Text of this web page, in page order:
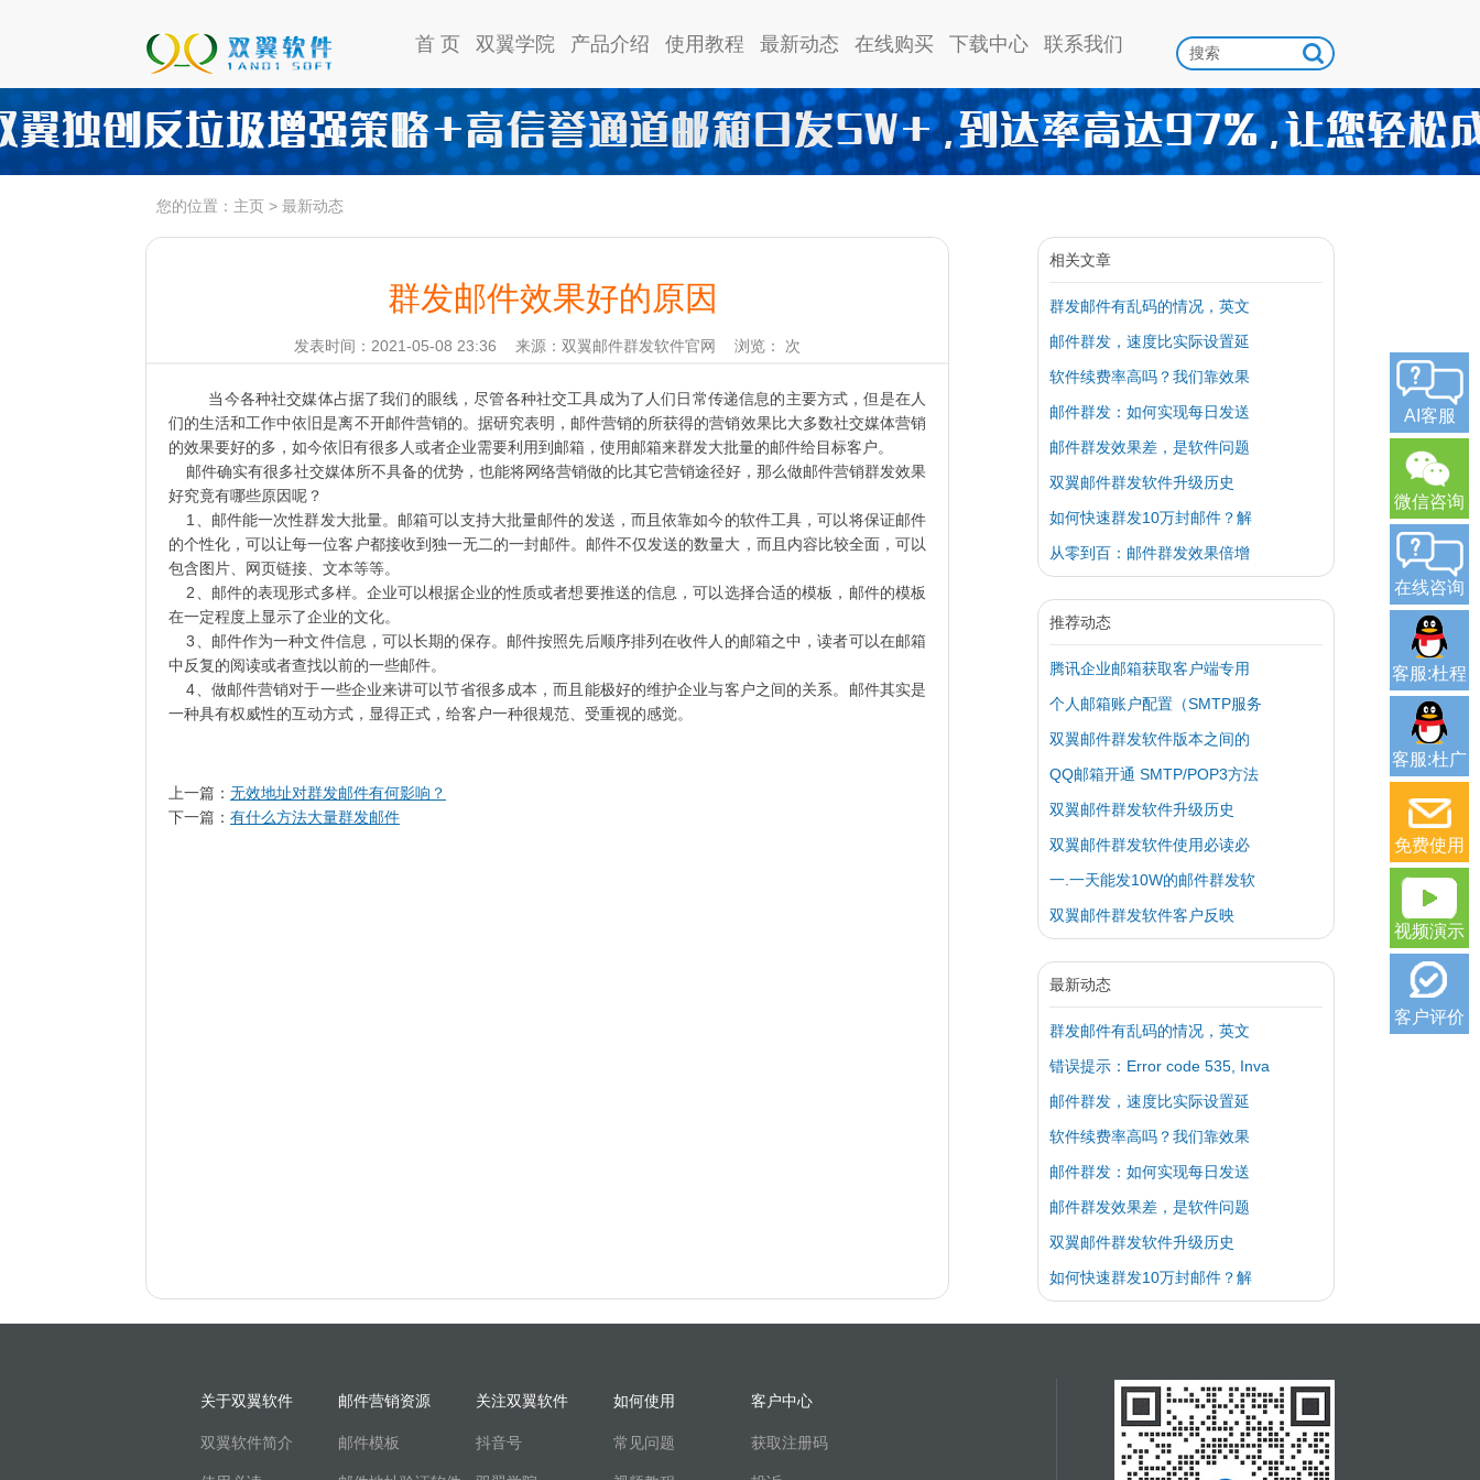
首 页 双翼学院 产品介绍 使用教程 最新动态 在线购买 下载中心 联系我们
您的位置： 主页 > 最新动态
群发邮件效果好的原因
发表时间：2021-05-08 23:36 来源：双翼邮件群发软件官网 浏览： 次
当今各种社交媒体占据了我们的眼线，尽管各种社交工具成为了人们日常传递信息的主要方式，但是在人
们的生活和工作中依旧是离不开邮件营销的。据研究表明，邮件营销的所获得的营销效果比大多数社交媒体营销
的效果要好的多，如今依旧有很多人或者企业需要利用到邮箱，使用邮箱来群发大批量的邮件给目标客户。
邮件确实有很多社交媒体所不具备的优势，也能将网络营销做的比其它营销途径好，那么做邮件营销群发效果
好究竟有哪些原因呢？
1、邮件能一次性群发大批量。邮箱可以支持大批量邮件的发送，而且依靠如今的软件工具，可以将保证邮件
的个性化，可以让每一位客户都接收到独一无二的一封邮件。邮件不仅发送的数量大，而且内容比较全面，可以
包含图片、网页链接、文本等等。
2、邮件的表现形式多样。企业可以根据企业的性质或者想要推送的信息，可以选择合适的模板，邮件的模板
在一定程度上显示了企业的文化。
3、邮件作为一种文件信息，可以长期的保存。邮件按照先后顺序排列在收件人的邮箱之中，读者可以在邮箱
中反复的阅读或者查找以前的一些邮件。
4、做邮件营销对于一些企业来讲可以节省很多成本，而且能极好的维护企业与客户之间的关系。邮件其实是
一种具有权威性的互动方式，显得正式，给客户一种很规范、受重视的感觉。
上一篇： 无效地址对群发邮件有何影响？
下一篇： 有什么方法大量群发邮件
相关文章
群发邮件有乱码的情况，英文
邮件群发，速度比实际设置延
软件续费率高吗？我们靠效果
邮件群发：如何实现每日发送
邮件群发效果差，是软件问题
双翼邮件群发软件升级历史
如何快速群发10万封邮件？解
从零到百：邮件群发效果倍增
推荐动态
腾讯企业邮箱获取客户端专用
个人邮箱账户配置（SMTP服务
双翼邮件群发软件版本之间的
QQ邮箱开通 SMTP/POP3方法
双翼邮件群发软件升级历史
双翼邮件群发软件使用必读必
一.一天能发10W的邮件群发软
双翼邮件群发软件客户反映
最新动态
群发邮件有乱码的情况，英文
错误提示：Error code 535, Inva
邮件群发，速度比实际设置延
软件续费率高吗？我们靠效果
邮件群发：如何实现每日发送
邮件群发效果差，是软件问题
双翼邮件群发软件升级历史
如何快速群发10万封邮件？解
关于双翼软件
双翼软件简介
邮件营销资源
邮件模板
关注双翼软件
抖音号
如何使用
常见问题
客户中心
获取注册码
AI客服
微信咨询
在线咨询
客服:杜程
客服:杜广
免费使用
视频演示
客户评价